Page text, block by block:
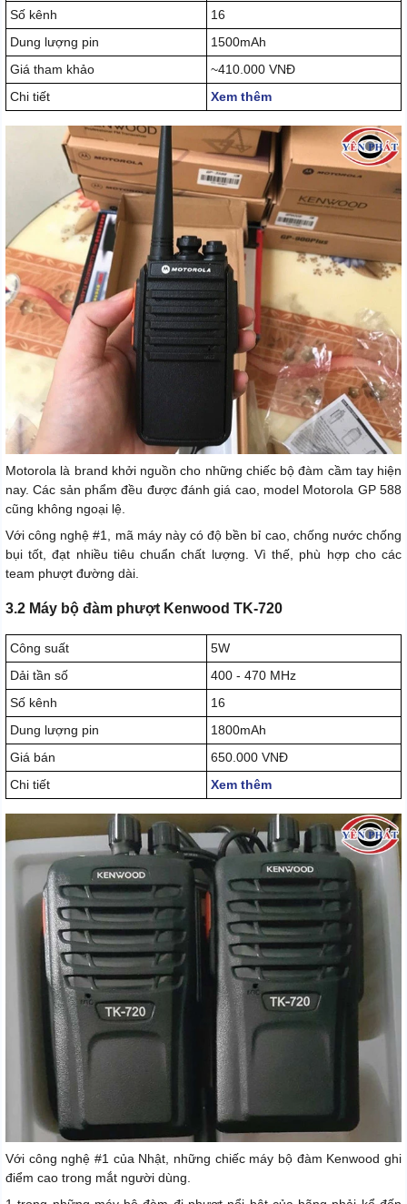
Số kênh
16
Dung lượng pin
1500mAh
Giá tham khảo
~410.000 VNĐ
Chi tiết
Xem thêm
Motorola là brand khởi nguồn cho những chiếc bộ đàm cầm tay hiện
nay. Các sản phẩm đều được đánh giá cao, model Motorola GP 588
cũng không ngoại lệ.
Với công nghệ #1, mã máy này có độ bền bỉ cao, chống nước chống
bụi tốt, đạt nhiều tiêu chuẩn chất lượng. Vì thế, phù hợp cho các
team phượt đường dài.
3.2 Máy bộ đàm phượt Kenwood TK-720
Công suất
5W
Dải tần số
400 - 470 MHz
Số kênh
16
Dung lượng pin
1800mAh
Giá bán
650.000 VNĐ
Chi tiết
Xem thêm
Với công nghệ #1 của Nhật, những chiếc máy bộ đàm Kenwood ghi
điểm cao trong mắt người dùng.